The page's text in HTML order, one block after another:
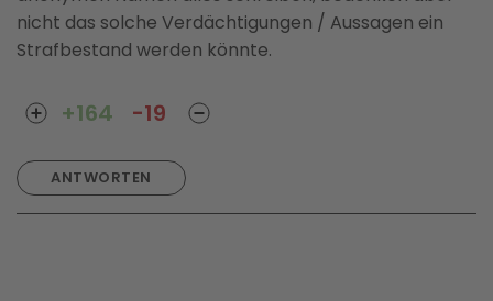
nicht das solche Verdächtigungen / Aussagen ein
Strafbestand werden könnte.
ANTWORTEN
+164 -19